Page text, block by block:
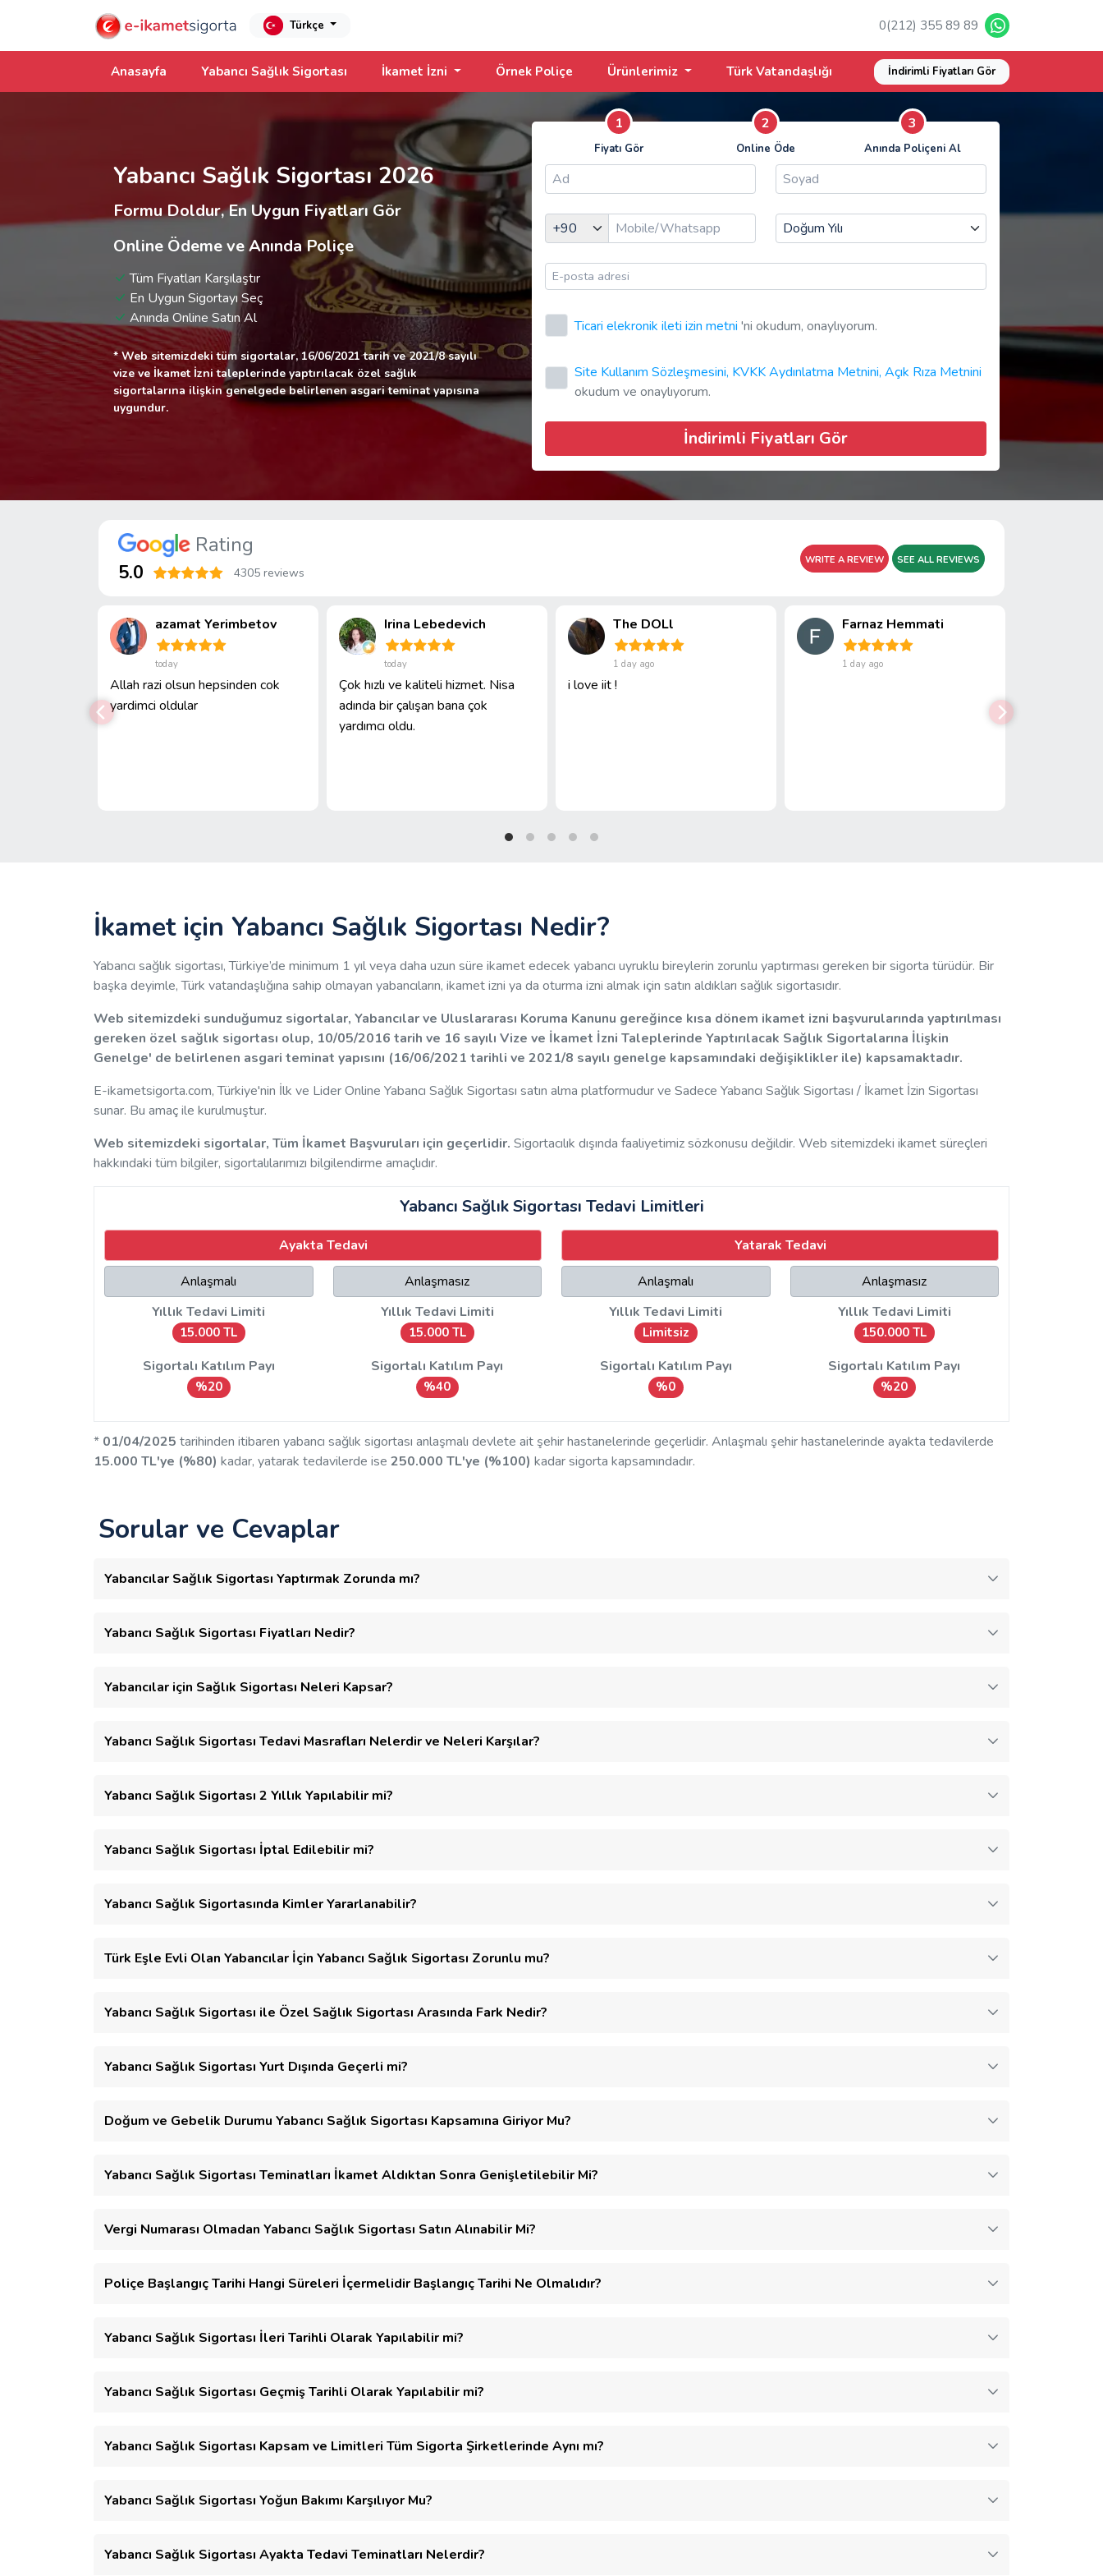
Türkçe 0(212) 355 89 89
Anasayfa Yabancı Sağlık Sigortası İkamet İzni Örnek Poliçe Ürünlerimiz Türk Vatandaşlığı İndirimli Fiyatları Gör
Yabancı Sağlık Sigortası 2026
Formu Doldur, En Uygun Fiyatları Gör
Online Ödeme ve Anında Poliçe
Tüm Fiyatları Karşılaştır
En Uygun Sigortayı Seç
Anında Online Satın Al
* Web sitemizdeki tüm sigortalar, 16/06/2021 tarih ve 2021/8 sayılı
vize ve İkamet İzni taleplerinde yaptırılacak özel sağlık
sigortalarına ilişkin genelgede belirlenen asgari teminat yapısına
uygundur.
1
Fiyatı Gör
2
Online Öde
3
Anında Poliçeni Al
Ticari elekronik ileti izin metni 'ni okudum, onaylıyorum.
Site Kullanım Sözleşmesini, KVKK Aydınlatma Metnini, Açık Rıza Metnini
okudum ve onaylıyorum.
İndirimli Fiyatları Gör
Rating
5.0 4305 reviews
WRITE A REVIEW SEE ALL REVIEWS
azamat Yerimbetov
today
Allah razi olsun hepsinden cok
yardimci oldular
Irina Lebedevich
today
Çok hızlı ve kaliteli hizmet. Nisa
adında bir çalışan bana çok
yardımcı oldu.
The DOLl
1 day ago
i love iit !
Farnaz Hemmati
1 day ago
İkamet için Yabancı Sağlık Sigortası Nedir?
Yabancı sağlık sigortası, Türkiye’de minimum 1 yıl veya daha uzun süre ikamet edecek yabancı uyruklu bireylerin zorunlu yaptırması gereken bir sigorta türüdür. Bir
başka deyimle, Türk vatandaşlığına sahip olmayan yabancıların, ikamet izni ya da oturma izni almak için satın aldıkları sağlık sigortasıdır.
Web sitemizdeki sunduğumuz sigortalar, Yabancılar ve Uluslararası Koruma Kanunu gereğince kısa dönem ikamet izni başvurularında yaptırılması
gereken özel sağlık sigortası olup, 10/05/2016 tarih ve 16 sayılı Vize ve İkamet İzni Taleplerinde Yaptırılacak Sağlık Sigortalarına İlişkin
Genelge' de belirlenen asgari teminat yapısını (16/06/2021 tarihli ve 2021/8 sayılı genelge kapsamındaki değişiklikler ile) kapsamaktadır.
E-ikametsigorta.com, Türkiye'nin İlk ve Lider Online Yabancı Sağlık Sigortası satın alma platformudur ve Sadece Yabancı Sağlık Sigortası / İkamet İzin Sigortası
sunar. Bu amaç ile kurulmuştur.
Web sitemizdeki sigortalar, Tüm İkamet Başvuruları için geçerlidir. Sigortacılık dışında faaliyetimiz sözkonusu değildir. Web sitemizdeki ikamet süreçleri
hakkındaki tüm bilgiler, sigortalılarımızı bilgilendirme amaçlıdır.
Yabancı Sağlık Sigortası Tedavi Limitleri
Ayakta Tedavi
Anlaşmalı
Yıllık Tedavi Limiti
15.000 TL
Sigortalı Katılım Payı
%20
Anlaşmasız
Yıllık Tedavi Limiti
15.000 TL
Sigortalı Katılım Payı
%40
Yatarak Tedavi
Anlaşmalı
Yıllık Tedavi Limiti
Limitsiz
Sigortalı Katılım Payı
%0
Anlaşmasız
Yıllık Tedavi Limiti
150.000 TL
Sigortalı Katılım Payı
%20
* 01/04/2025 tarihinden itibaren yabancı sağlık sigortası anlaşmalı devlete ait şehir hastanelerinde geçerlidir. Anlaşmalı şehir hastanelerinde ayakta tedavilerde
15.000 TL'ye (%80) kadar, yatarak tedavilerde ise 250.000 TL'ye (%100) kadar sigorta kapsamındadır.
Sorular ve Cevaplar
Yabancılar Sağlık Sigortası Yaptırmak Zorunda mı?
Yabancı Sağlık Sigortası Fiyatları Nedir?
Yabancılar için Sağlık Sigortası Neleri Kapsar?
Yabancı Sağlık Sigortası Tedavi Masrafları Nelerdir ve Neleri Karşılar?
Yabancı Sağlık Sigortası 2 Yıllık Yapılabilir mi?
Yabancı Sağlık Sigortası İptal Edilebilir mi?
Yabancı Sağlık Sigortasında Kimler Yararlanabilir?
Türk Eşle Evli Olan Yabancılar İçin Yabancı Sağlık Sigortası Zorunlu mu?
Yabancı Sağlık Sigortası ile Özel Sağlık Sigortası Arasında Fark Nedir?
Yabancı Sağlık Sigortası Yurt Dışında Geçerli mi?
Doğum ve Gebelik Durumu Yabancı Sağlık Sigortası Kapsamına Giriyor Mu?
Yabancı Sağlık Sigortası Teminatları İkamet Aldıktan Sonra Genişletilebilir Mi?
Vergi Numarası Olmadan Yabancı Sağlık Sigortası Satın Alınabilir Mi?
Poliçe Başlangıç Tarihi Hangi Süreleri İçermelidir Başlangıç Tarihi Ne Olmalıdır?
Yabancı Sağlık Sigortası İleri Tarihli Olarak Yapılabilir mi?
Yabancı Sağlık Sigortası Geçmiş Tarihli Olarak Yapılabilir mi?
Yabancı Sağlık Sigortası Kapsam ve Limitleri Tüm Sigorta Şirketlerinde Aynı mı?
Yabancı Sağlık Sigortası Yoğun Bakımı Karşılıyor Mu?
Yabancı Sağlık Sigortası Ayakta Tedavi Teminatları Nelerdir?